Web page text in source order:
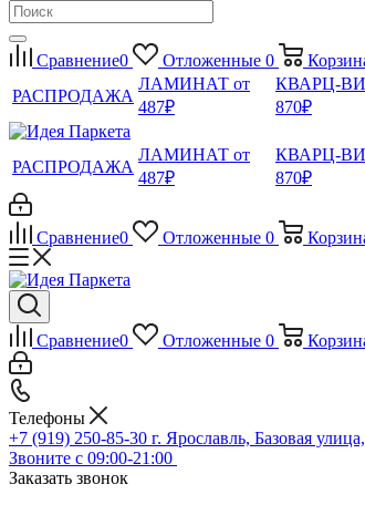
Сравнение0 Отложенные 0
РАСПРОДАЖА
ЛАМИНАТ от
487₽
КВАРЦ-
870₽
РАСПРОДАЖА
ЛАМИНАТ от
487₽
КВАРЦ-
870₽
Сравнение0 Отложенные 0
Сравнение0 Отложенные 0
Телефоны
+7 (919) 250-85-30 г. Ярославль, Базовая
Звоните с 09:00-21:00
Заказать звонок